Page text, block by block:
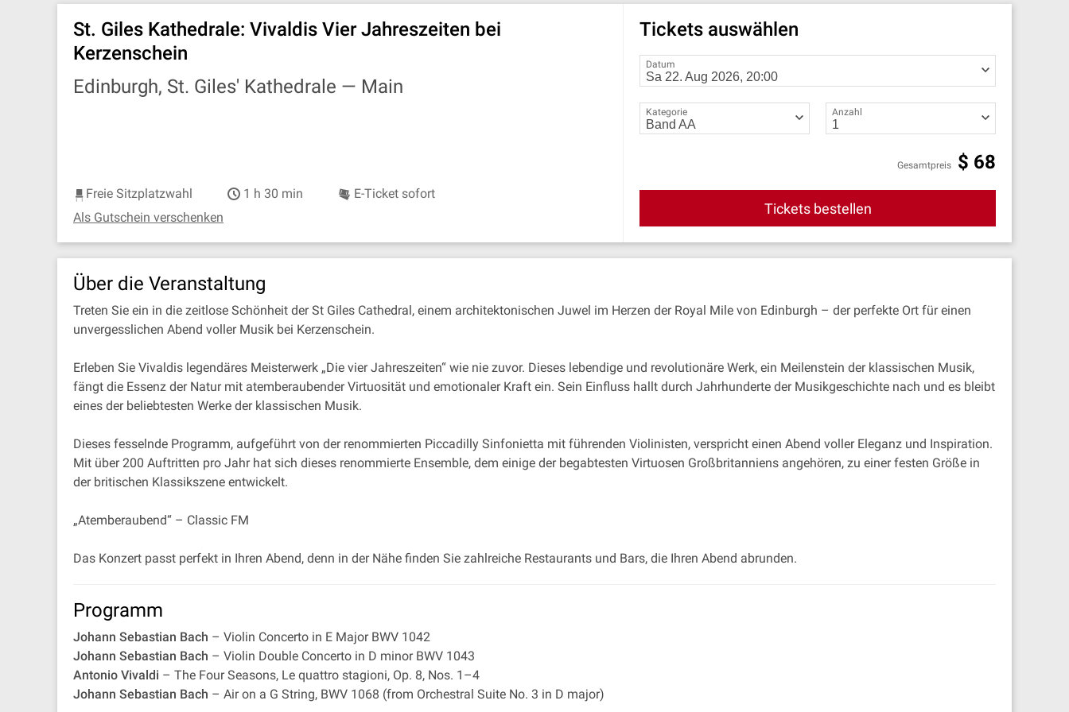
St. Giles Kathedrale: Vivaldis Vier Jahreszeiten bei
Kerzenschein
Edinburgh, St. Giles' Kathedrale — Main
Freie Sitzplatzwahl 1 h 30 min
E-Ticket sofort
Als Gutschein verschenken
Tickets auswählen
Datum
Kategorie Anzahl
Gesamtpreis $ 68
Tickets bestellen
Über die Veranstaltung
Treten Sie ein in die zeitlose Schönheit der St Giles Cathedral, einem architektonischen Juwel im Herzen der Royal Mile von Edinburgh – der perfekte Ort für einen
unvergesslichen Abend voller Musik bei Kerzenschein.
Erleben Sie Vivaldis legendäres Meisterwerk „Die vier Jahreszeiten“ wie nie zuvor. Dieses lebendige und revolutionäre Werk, ein Meilenstein der klassischen Musik,
fängt die Essenz der Natur mit atemberaubender Virtuosität und emotionaler Kraft ein. Sein Einfluss hallt durch Jahrhunderte der Musikgeschichte nach und es bleibt
eines der beliebtesten Werke der klassischen Musik.
Dieses fesselnde Programm, aufgeführt von der renommierten Piccadilly Sinfonietta mit führenden Violinisten, verspricht einen Abend voller Eleganz und Inspiration.
Mit über 200 Auftritten pro Jahr hat sich dieses renommierte Ensemble, dem einige der begabtesten Virtuosen Großbritanniens angehören, zu einer festen Größe in
der britischen Klassikszene entwickelt.
„Atemberaubend“ – Classic FM
Das Konzert passt perfekt in Ihren Abend, denn in der Nähe finden Sie zahlreiche Restaurants und Bars, die Ihren Abend abrunden.
Programm
Johann Sebastian Bach – Violin Concerto in E Major BWV 1042
Johann Sebastian Bach – Violin Double Concerto in D minor BWV 1043
Antonio Vivaldi – The Four Seasons, Le quattro stagioni, Op. 8, Nos. 1–4
Johann Sebastian Bach – Air on a G String, BWV 1068 (from Orchestral Suite No. 3 in D major)